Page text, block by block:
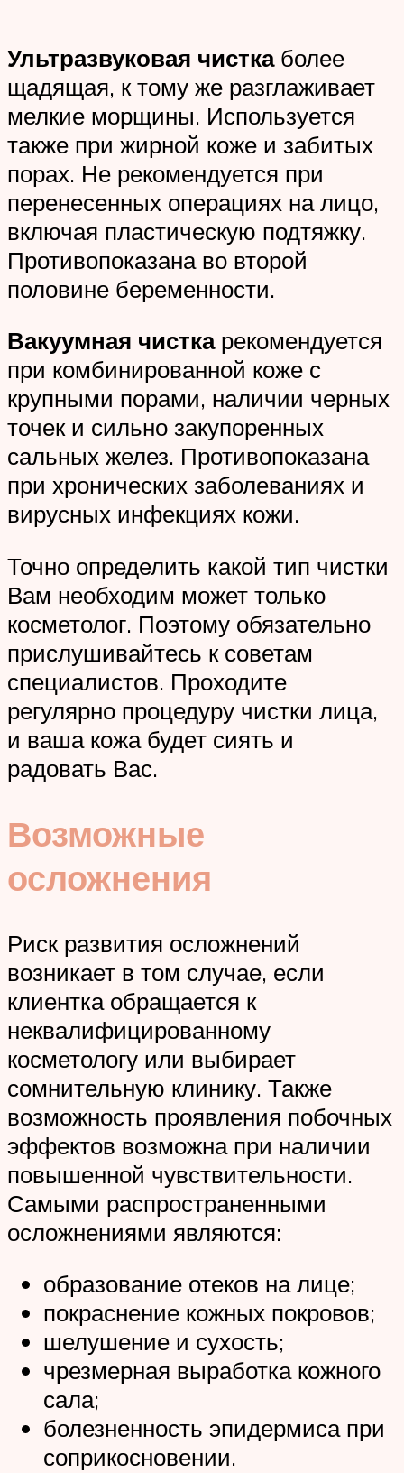
Ультразвуковая чисткаболее
щадящая, к тому же разглаживает
мелкие морщины. Используется
также при жирной коже и забитых
порах. Не рекомендуется при
перенесенных операциях на лицо,
включая пластическую подтяжку.
Противопоказана во второй
половине беременности.
Вакуумная чисткарекомендуется
при комбинированной коже с
крупными порами, наличии черных
точек и сильно закупоренных
сальных желез. Противопоказана
при хронических заболеваниях и
вирусных инфекциях кожи.
Точно определить какой тип чистки
Вам необходим может только
косметолог. Поэтому обязательно
прислушивайтесь к советам
специалистов. Проходите
регулярно процедуру чистки лица,
и ваша кожа будет сиять и
радовать Вас.
Возможные
осложнения
Риск развития осложнений
возникает в том случае, если
клиентка обращается к
неквалифицированному
косметологу или выбирает
сомнительную клинику. Также
возможность проявления побочных
эффектов возможна при наличии
повышенной чувствительности.
Самыми распространенными
осложнениями являются:
образование отеков на лице;
покраснение кожных покровов;
шелушение и сухость;
чрезмерная выработка кожного
сала;
болезненность эпидермиса при
соприкосновении.